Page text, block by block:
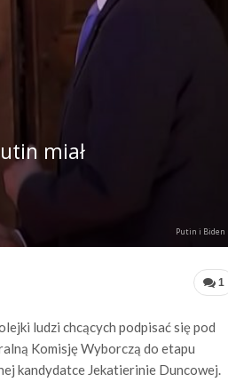
miał
Putin i Biden
1
ludzi chcących podpisać się pod
Komisję Wyborczą do etapu
kandydatce Jekatierinie Duncowej.